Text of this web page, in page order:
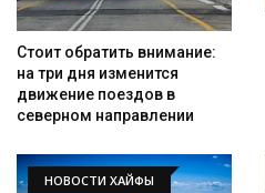
Стоит обратить внимание:
на три дня изменится
движение поездов в
северном направлении
НОВОСТИ ХАЙФЫ